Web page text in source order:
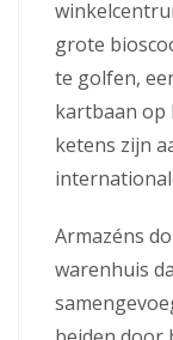
grote
te golfen,
kartbaan op
ketens zijn
Armazéns
warenhuis